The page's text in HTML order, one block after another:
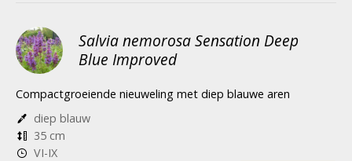
Salvia nemorosa Sensation Deep
Blue Improved
Compactgroeiende nieuweling met diep blauwe aren
diep blauw
35 cm
VI-IX